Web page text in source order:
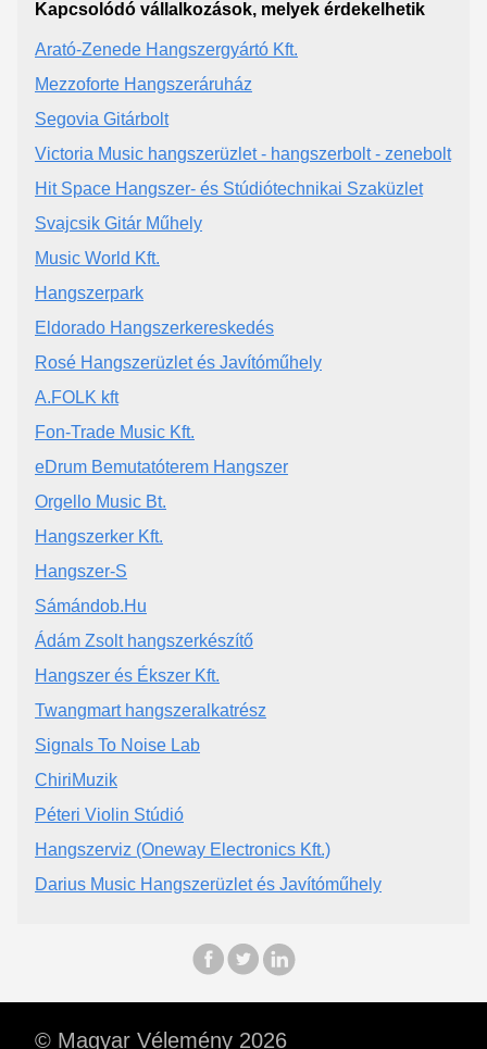
Kapcsolódó vállalkozások, melyek érdekelhetik
Arató-Zenede Hangszergyártó Kft.
Mezzoforte Hangszeráruház
Segovia Gitárbolt
Victoria Music hangszerüzlet - hangszerbolt - zenebolt
Hit Space Hangszer- és Stúdiótechnikai Szaküzlet
Svajcsik Gitár Műhely
Music World Kft.
Hangszerpark
Eldorado Hangszerkereskedés
Rosé Hangszerüzlet és Javítóműhely
A.FOLK kft
Fon-Trade Music Kft.
eDrum Bemutatóterem Hangszer
Orgello Music Bt.
Hangszerker Kft.
Hangszer-S
Sámándob.Hu
Ádám Zsolt hangszerkészítő
Hangszer és Ékszer Kft.
Twangmart hangszeralkatrész
Signals To Noise Lab
ChiriMuzik
Péteri Violin Stúdió
Hangszerviz (Oneway Electronics Kft.)
Darius Music Hangszerüzlet és Javítóműhely
© Magyar Vélemény 2026